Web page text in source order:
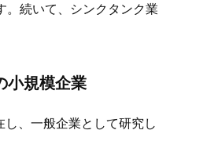
。続いて、シンクタンク業
小規模企業
、一般企業として研究し